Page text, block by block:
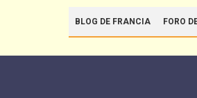
BLOG DE FRANCIA FORO